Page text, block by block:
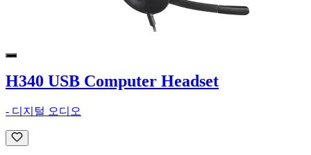
H340 USB Computer Headset
- 디지털 오디오